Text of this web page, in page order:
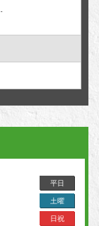
平日
土曜
日祝